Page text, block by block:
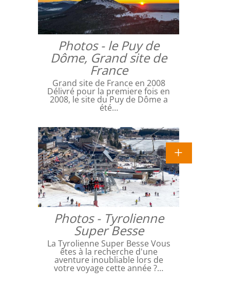
Photos - le Puy de
Dôme, Grand site de
France
Grand site de France en 2008
Délivré pour la premiere fois en
2008, le site du Puy de Dôme a
été…
Photos - Tyrolienne
Super Besse
La Tyrolienne Super Besse Vous
êtes à la recherche d'une
aventure inoubliable lors de
votre voyage cette année ?…